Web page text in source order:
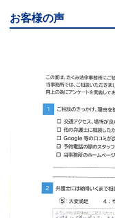
お客様の声